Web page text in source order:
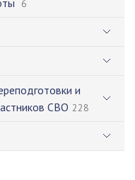
6
и
СВО 228